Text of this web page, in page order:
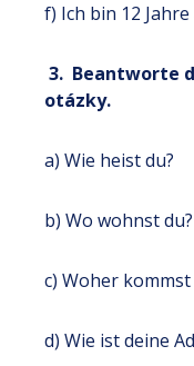
f) Ich bin 12
3. Beantworte
otázky.
a) Wie heist du?
b) Wo wohnst du?
c) Woher kommst
d) Wie ist deine